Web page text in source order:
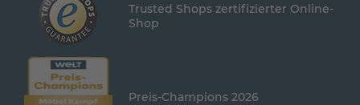
Trusted Shops zertifizierter Online-
Shop
Preis-Champions 2026